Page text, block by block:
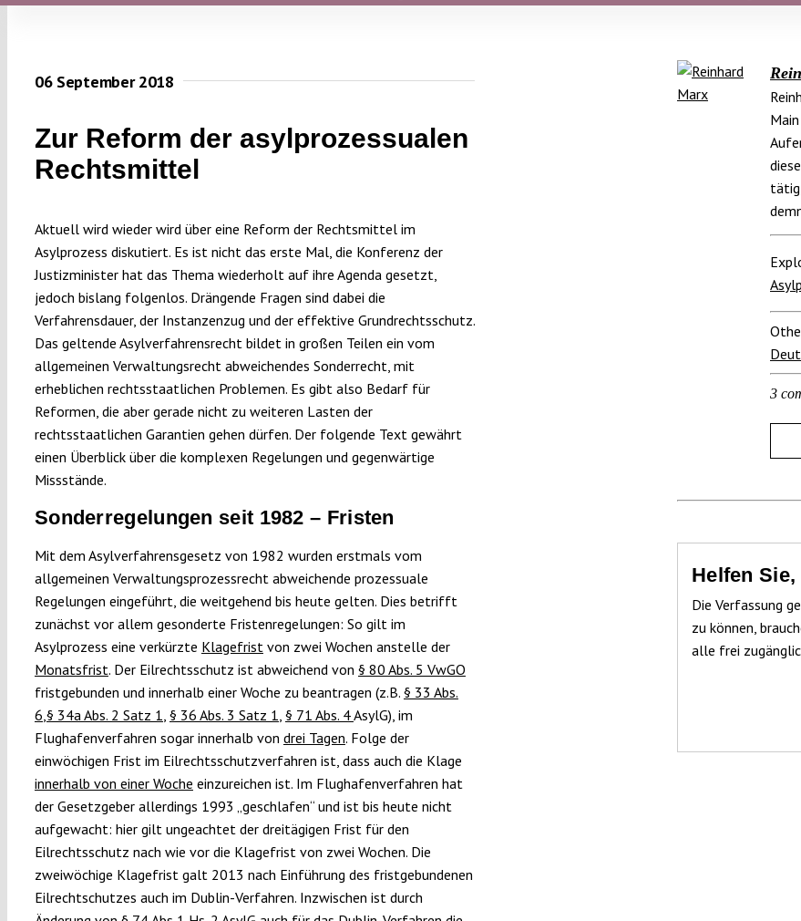
06 September 2018
Zur Reform der asylprozessualen
Rechtsmittel
Aktuell wird wieder wird über eine Reform der Rechtsmittel im
Asylprozess diskutiert. Es ist nicht das erste Mal, die Konferenz der
Justizminister hat das Thema wiederholt auf ihre Agenda gesetzt,
jedoch bislang folgenlos. Drängende Fragen sind dabei die
Verfahrensdauer, der Instanzenzug und der effektive Grundrechtsschutz.
Das geltende Asylverfahrensrecht bildet in großen Teilen ein vom
allgemeinen Verwaltungsrecht abweichendes Sonderrecht, mit
erheblichen rechtsstaatlichen Problemen. Es gibt also Bedarf für
Reformen, die aber gerade nicht zu weiteren Lasten der
rechtsstaatlichen Garantien gehen dürfen. Der folgende Text gewährt
einen Überblick über die komplexen Regelungen und gegenwärtige
Missstände.
Sonderregelungen seit 1982 – Fristen
Mit dem Asylverfahrensgesetz von 1982 wurden erstmals vom
allgemeinen Verwaltungsprozessrecht abweichende prozessuale
Regelungen eingeführt, die weitgehend bis heute gelten. Dies betrifft
zunächst vor allem gesonderte Fristenregelungen: So gilt im
Asylprozess eine verkürzte Klagefrist von zwei Wochen anstelle der
Monatsfrist. Der Eilrechtsschutz ist abweichend von § 80 Abs. 5 VwGO
fristgebunden und innerhalb einer Woche zu beantragen (z.B. § 33 Abs.
6 § 34a Abs. 2 Satz 1 § 36 Abs. 3 Satz 1 § 71 Abs. 4AsylG), im
Flughafenverfahren sogar innerhalb von drei Tagen. Folge der
einwöchigen Frist im Eilrechtsschutzverfahren ist, dass auch die Klage
innerhalb von einer Woche einzureichen ist. Im Flughafenverfahren hat
der Gesetzgeber allerdings 1993 „geschlafen“ und ist bis heute nicht
aufgewacht: hier gilt ungeachtet der dreitägigen Frist für den
Eilrechtsschutz nach wie vor die Klagefrist von zwei Wochen. Die
zweiwöchige Klagefrist galt 2013 nach Einführung des fristgebundenen
Eilrechtschutzes auch im Dublin-Verfahren. Inzwischen ist durch
3
Helfen
Die Verfassung
zu können,
alle frei